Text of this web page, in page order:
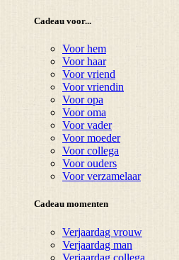
Cadeau voor...
Voor hem
Voor haar
Voor vriend
Voor vriendin
Voor opa
Voor oma
Voor vader
Voor moeder
Voor collega
Voor ouders
Voor verzamelaar
Cadeau momenten
Verjaardag vrouw
Verjaardag man
Verjaardag collega